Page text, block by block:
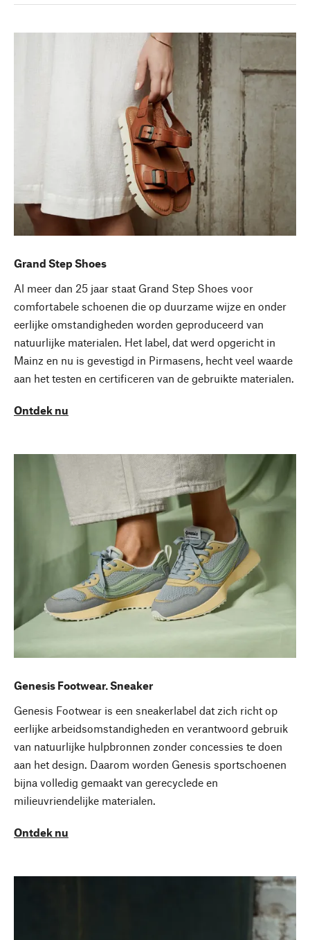
Grand Step Shoes
Al meer dan 25 jaar staat Grand Step Shoes voor
comfortabele schoenen die op duurzame wijze en onder
eerlijke omstandigheden worden geproduceerd van
natuurlijke materialen. Het label, dat werd opgericht in
Mainz en nu is gevestigd in Pirmasens, hecht veel waarde
aan het testen en certificeren van de gebruikte materialen.
Ontdek nu
Genesis Footwear. Sneaker
Genesis Footwear is een sneakerlabel dat zich richt op
eerlijke arbeidsomstandigheden en verantwoord gebruik
van natuurlijke hulpbronnen zonder concessies te doen
aan het design. Daarom worden Genesis sportschoenen
bijna volledig gemaakt van gerecyclede en
milieuvriendelijke materialen.
Ontdek nu